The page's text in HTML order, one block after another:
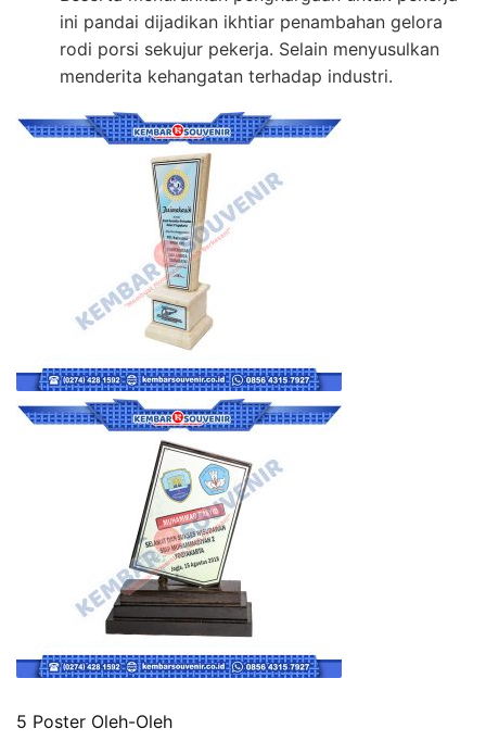
ini pandai dijadikan ikhtiar penambahan gelora
rodi porsi sekujur pekerja. Selain menyusulkan
menderita kehangatan terhadap industri.
5 Poster Oleh-Oleh